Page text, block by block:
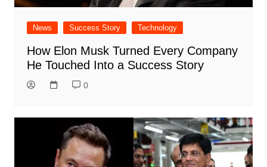
News Success Story Technology
How Elon Musk Turned Every Company
He Touched Into a Success Story
0